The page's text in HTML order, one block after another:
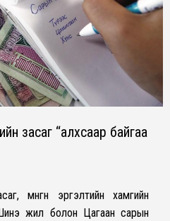
засаг “алхсаар байгаа
мөнгөн эргэлтийн хамгийн
жил болон Цагаан сарын